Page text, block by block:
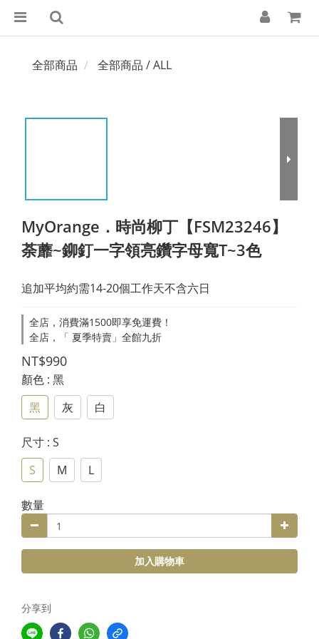
全部商品 全部商品 / ALL
MyOrange．時尚柳丁【FSM23246】
荼蘼~鉚釘一字領亮鑽字母寬T~3色
追加平均約需14-20個工作天不含六日
全店，消費滿1500即享免運費！
全店，「 夏季特賣」全館九折
NT$990
顏色 : 黑
黑
灰 白
尺寸 : S
S
M L
數量
加入購物車
分享到